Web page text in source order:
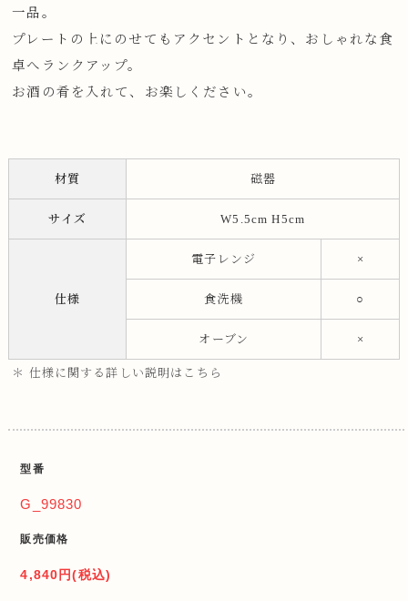
一品。
プレートの上にのせてもアクセントとなり、おしゃれな食
卓へランクアップ。
お酒の肴を入れて、お楽しください。
材質 磁器
サイズ W5.5cm H5cm
仕様
電子レンジ ×
食洗機 ○
オーブン ×
＊ 仕様に関する詳しい説明はこちら
型番
G_99830
販売価格
4,840円(税込)